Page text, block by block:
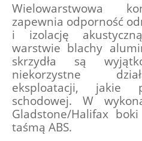
Wielowarstwowa
zapewnia odporność
i izolację
warstwie blachy
skrzydła są
niekorzystne
eksploatacji, jakie
schodowej. W
Gladstone/Halifax
taśmą ABS.